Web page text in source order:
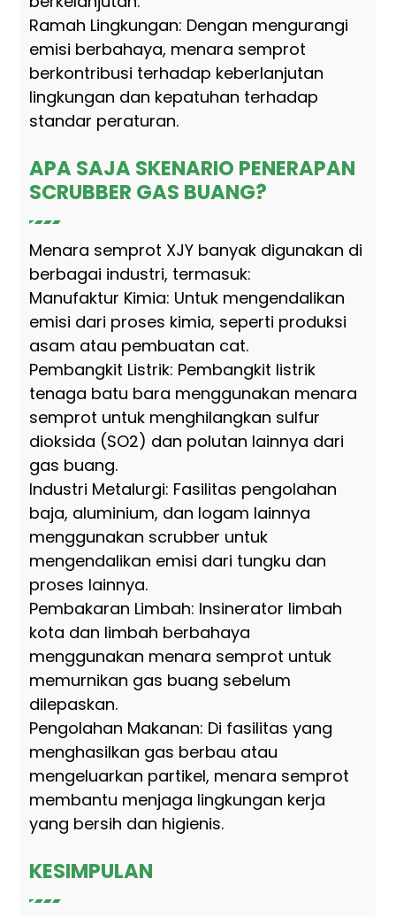
Ramah Lingkungan: Dengan mengurangi
emisi berbahaya, menara semprot
berkontribusi terhadap keberlanjutan
lingkungan dan kepatuhan terhadap
standar peraturan.
APA SAJA SKENARIO PENERAPAN
SCRUBBER GAS BUANG?
Menara semprot XJY banyak digunakan di
berbagai industri, termasuk:
Manufaktur Kimia: Untuk mengendalikan
emisi dari proses kimia, seperti produksi
asam atau pembuatan cat.
Pembangkit Listrik: Pembangkit listrik
tenaga batu bara menggunakan menara
semprot untuk menghilangkan sulfur
dioksida (SO2) dan polutan lainnya dari
gas buang.
Industri Metalurgi: Fasilitas pengolahan
baja, aluminium, dan logam lainnya
menggunakan scrubber untuk
mengendalikan emisi dari tungku dan
proses lainnya.
Pembakaran Limbah: Insinerator limbah
kota dan limbah berbahaya
menggunakan menara semprot untuk
memurnikan gas buang sebelum
dilepaskan.
Pengolahan Makanan: Di fasilitas yang
menghasilkan gas berbau atau
mengeluarkan partikel, menara semprot
membantu menjaga lingkungan kerja
yang bersih dan higienis.
KESIMPULAN